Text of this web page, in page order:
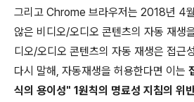
그리고 Chrome 브라우저는 2018년 4
않은 비디오/오디오 콘텐츠의 자동 재생
디오/오디오 콘텐츠의 자동 재생은 접근
다시 말해, 자동재생을 허용한다면 이는
식의 용이성" 1원칙의 명료성 지침의 위